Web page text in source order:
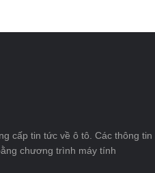
cấp tin tức về ô tô. Các thông tin
chương trình máy tính